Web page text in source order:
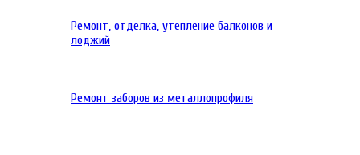
Ремонт, отделка, утепление балконов и
лоджий
Ремонт заборов из металлопрофиля